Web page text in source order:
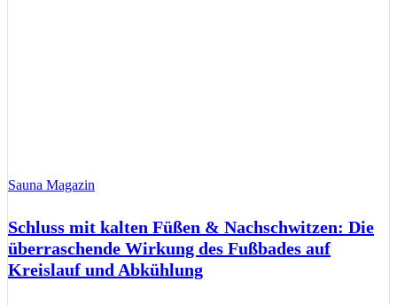
Sauna Magazin
Schluss mit kalten Füßen & Nachschwitzen: Die
überraschende Wirkung des Fußbades auf
Kreislauf und Abkühlung